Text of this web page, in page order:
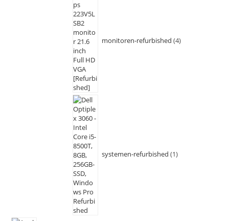
monitoren-refurbished 4
systemen-refurbished 1